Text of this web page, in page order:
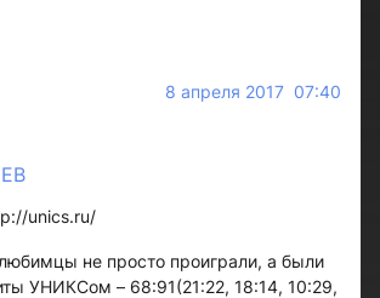
8 апреля 2017 07:40
unics.ru/
не просто проиграли, а были
УНИКСом – 68:91(21:22, 18:14, 10:29,